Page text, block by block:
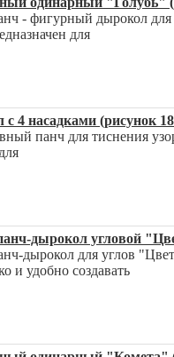
- фигурный дырокол для
для
4 насадками (рисунок
панч для тиснения
дырокол угловой
дырокол для углов
и удобно создавать